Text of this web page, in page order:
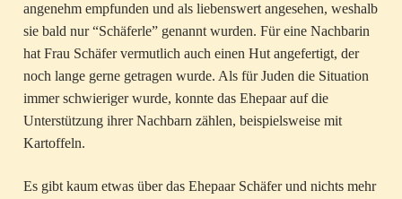
angenehm empfunden und als liebenswert angesehen, weshalb
sie bald nur “Schäferle” genannt wurden. Für eine Nachbarin
hat Frau Schäfer vermutlich auch einen Hut angefertigt, der
noch lange gerne getragen wurde. Als für Juden die Situation
immer schwieriger wurde, konnte das Ehepaar auf die
Unterstützung ihrer Nachbarn zählen, beispielsweise mit
Kartoffeln.
Es gibt kaum etwas über das Ehepaar Schäfer und nichts mehr